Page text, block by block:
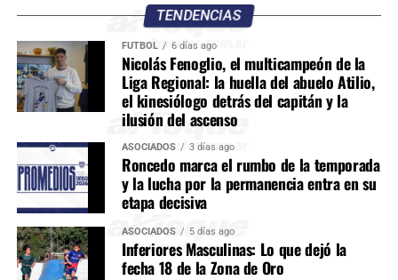
TENDENCIAS
FÚTBOL 6 días ago
Nicolás Fenoglio, el multicampeón de la
Liga Regional: la huella del abuelo Atilio,
el kinesiólogo detrás del capitán y la
ilusión del ascenso
ASOCIADOS 3 días ago
Roncedo marca el rumbo de la temporada
y la lucha por la permanencia entra en su
etapa decisiva
ASOCIADOS 5 días ago
Inferiores Masculinas: Lo que dejó la
fecha 18 de la Zona de Oro